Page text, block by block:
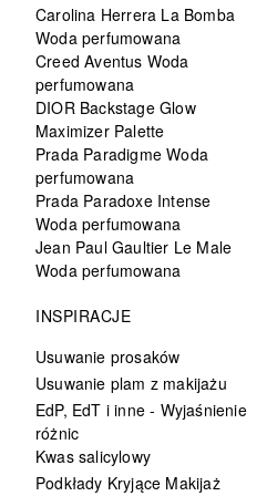
Carolina Herrera La Bomba
Woda perfumowana
Creed Aventus Woda
perfumowana
DIOR Backstage Glow
Maximizer Palette
Prada Paradigme Woda
perfumowana
Prada Paradoxe Intense
Woda perfumowana
Jean Paul Gaultier Le Male
Woda perfumowana
INSPIRACJE
Usuwanie prosaków
Usuwanie plam z makijażu
EdP, EdT i inne - Wyjaśnienie
różnic
Kwas salicylowy
Podkłady Kryjące Makijaż